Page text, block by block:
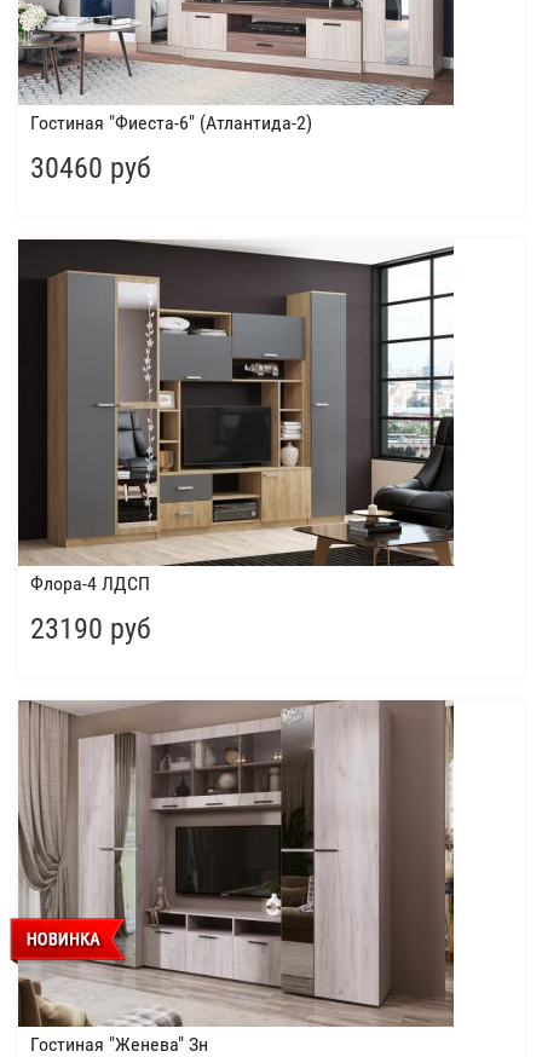
Гостиная "Фиеста-6" (Атлантида-2)
30460 руб
Флора-4 ЛДСП
23190 руб
Гостиная "Женева" Зн